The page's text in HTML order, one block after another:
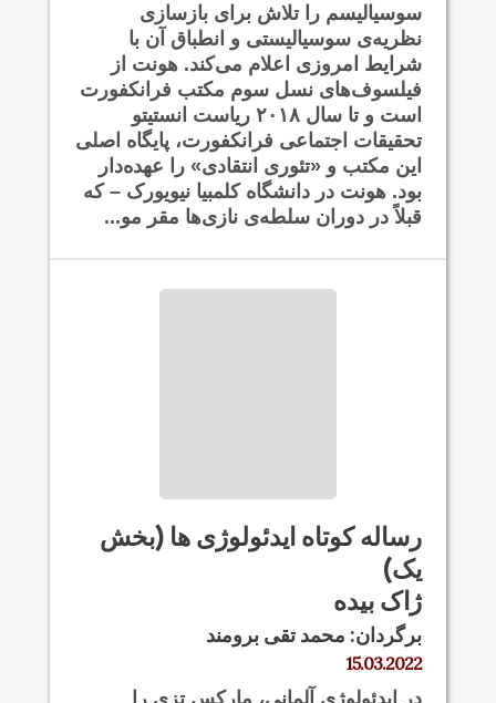
سوسیالیسم را تلاش برای بازسازی
نظریه‌ی سوسیالیستی و انطباق آن با
شرایط امروزی اعلام می‌کند. هونت از
فیلسوف‌های نسل سوم مکتب فرانکفورت
است و تا سال ۲۰۱۸ ریاست انستیتو
تحقیقات اجتماعی فرانکفورت، پایگاه اصلی
این مکتب و «تئوری انتقادی» را عهده‌دار
بود. هونت در دانشگاه کلمبیا نیویورک – که
قبلاً در دوران سلطه‌ی نازی‌ها مقر مو...
رساله کوتاه ایدئولوژی ها (بخش
یک)
ژاک بیده
برگردان: محمد تقی برومند
15.03.2022
در ایدئولوژی آلمانی، مارکس تزی را